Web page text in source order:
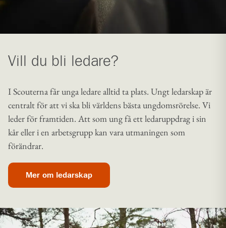
Vill du bli ledare?
I Scouterna får unga ledare alltid ta plats. Ungt ledarskap är
centralt för att vi ska bli världens bästa ungdomsrörelse. Vi
leder för framtiden. Att som ung få ett ledaruppdrag i sin
kår eller i en arbetsgrupp kan vara utmaningen som
förändrar.
Mer om ledarskap